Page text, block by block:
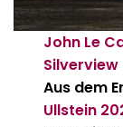
John Le
Silverview
Aus dem
Ullstein